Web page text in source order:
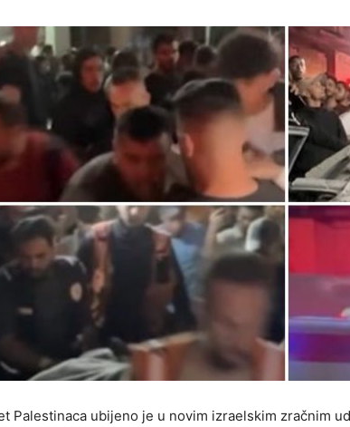
Palestinaca ubijeno je u novim izraelskim zračnim